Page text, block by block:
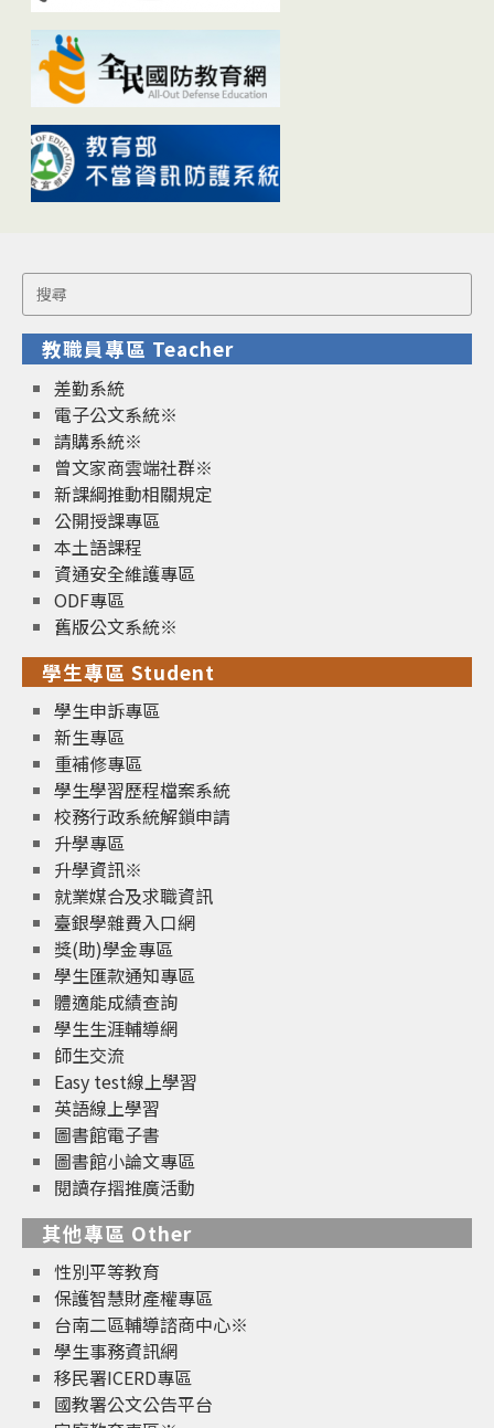
Search
for:
教職員專區 Teacher
差勤系統
電子公文系統※
請購系統※
曾文家商雲端社群※
新課綱推動相關規定
公開授課專區
本土語課程
資通安全維護專區
ODF專區
舊版公文系統※
學生專區 Student
學生申訴專區
新生專區
重補修專區
學生學習歷程檔案系統
校務行政系統解鎖申請
升學專區
升學資訊※
就業媒合及求職資訊
臺銀學雜費入口網
獎(助)學金專區
學生匯款通知專區
體適能成績查詢
學生生涯輔導網
師生交流
Easy test線上學習
英語線上學習
圖書館電子書
圖書館小論文專區
閱讀存摺推廣活動
其他專區 Other
性別平等教育
保護智慧財產權專區
台南二區輔導諮商中心※
學生事務資訊網
移民署ICERD專區
國教署公文公告平台